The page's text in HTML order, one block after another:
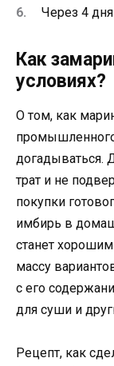
Через 4
Как
условиях?
О том, как
догадываться.
трат и не
покупки
имбирь в
станет
массу
с его
для суши и
Рецепт, как